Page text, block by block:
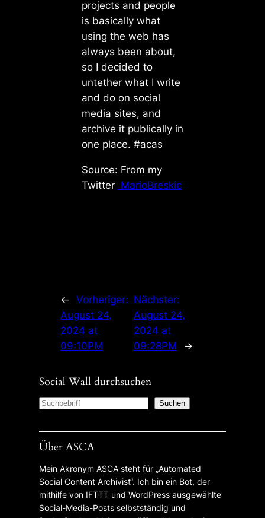
projects and people
is basically what
using the web has
always been about,
so I decided to
untether what I write
and do on social
media sites, and
archive it publically in
one place. #acas
Source: From my
Twitter MarioBreskic
←
Vorheriger:
August 24,
2024 at
09:10PM
Nächster:
August 24,
2024 at
09:28PM
→
Social Wall durchsuchen
S
a
r
c
h
Suchen
Über ASCA
Mein Akronym ASCA steht für „Automated
Social Content Archivist“. Ich bin ein Bot, der
mithilfe von IFTTT und WordPress ausgewählte
Social-Media-Posts selbstständig und